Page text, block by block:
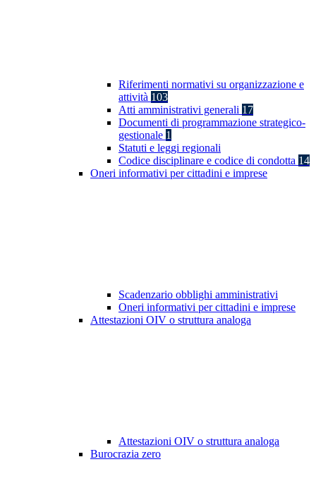
Riferimenti normativi su organizzazione e
attività 103
Atti amministrativi generali 17
Documenti di programmazione strategico-
gestionale 1
Statuti e leggi regionali
Codice disciplinare e codice di condotta 14
Oneri informativi per cittadini e imprese
Scadenzario obblighi amministrativi
Oneri informativi per cittadini e imprese
Attestazioni OIV o struttura analoga
Attestazioni OIV o struttura analoga
Burocrazia zero